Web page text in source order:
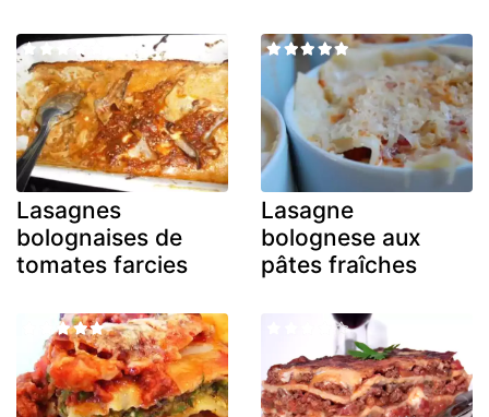
Lasagnes
bolognaises de
tomates farcies
Lasagne
bolognese aux
pâtes fraîches